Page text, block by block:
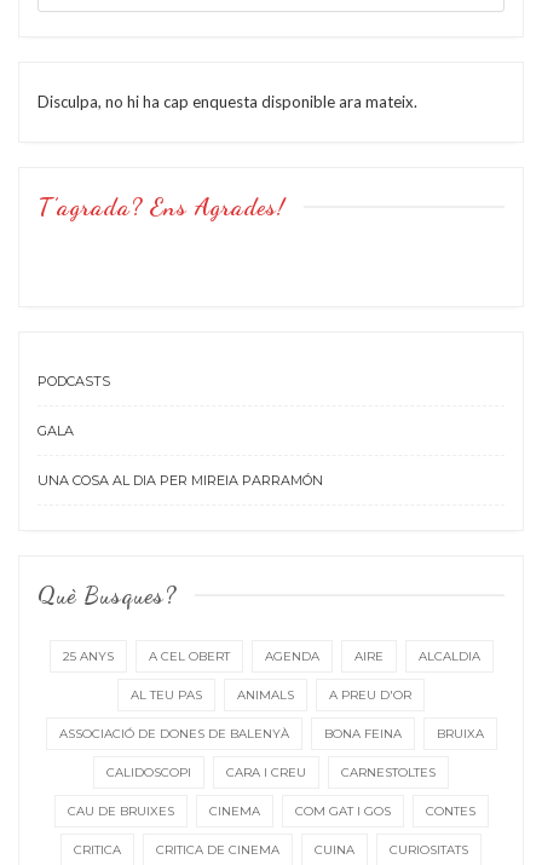
Disculpa, no hi ha cap enquesta disponible ara mateix.
T’agrada? Ens Agrades!
PODCASTS
GALA
UNA COSA AL DIA PER MIREIA PARRAMÓN
Què Busques?
25 ANYS A CEL OBERT AGENDA AIRE ALCALDIA
AL TEU PAS ANIMALS A PREU D'OR
ASSOCIACIÓ DE DONES DE BALENYÀ BONA FEINA BRUIXA
CALIDOSCOPI CARA I CREU CARNESTOLTES
CAU DE BRUIXES CINEMA COM GAT I GOS CONTES
CRITICA CRITICA DE CINEMA CUINA CURIOSITATS